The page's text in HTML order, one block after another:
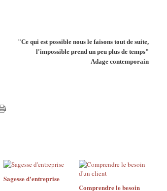
"Ce qui est possible nous le faisons tout de suite,
l'impossible prend un peu plus de temps"
Adage contemporain
Sagesse d'entreprise
Comprendre le besoin